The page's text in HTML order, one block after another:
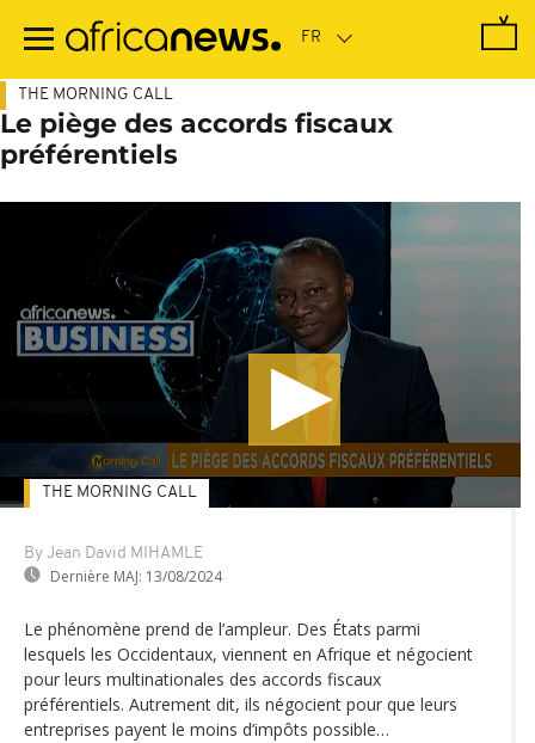
contenu
THE MORNING CALL
Le piège des accords fiscaux
préférentiels
By Jean David MIHAMLE
Dernière MAJ: 13/08/2024
THE MORNING CALL
Le phénomène prend de l’ampleur. Des États parmi
lesquels les Occidentaux, viennent en Afrique et négocient
pour leurs multinationales des accords fiscaux
préférentiels. Autrement dit, ils négocient pour que leurs
entreprises payent le moins d’impôts possible…